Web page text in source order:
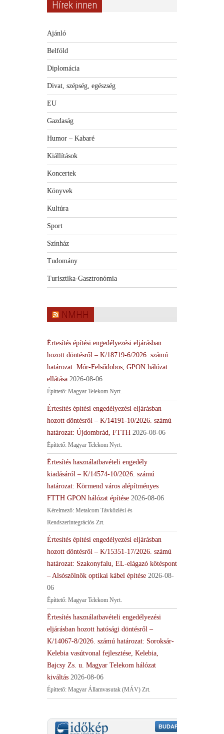
Hírek innen
Ajánló
Belföld
Diplomácia
Divat, szépség, egészség
EU
Gazdaság
Humor – Kabaré
Kiállítások
Koncertek
Könyvek
Kultúra
Sport
Színház
Tudomány
Turisztika-Gasztronómia
NMHH
Értesítés építési engedélyezési eljárásban
hozott döntésről – K/18719-6/2026. számú
határozat: Mór-Felsődobos, GPON hálózat
ellátása 2026-08-06
Építtető: Magyar Telekom Nyrt.
Értesítés építési engedélyezési eljárásban
hozott döntésről – K/14191-10/2026. számú
határozat: Újdombrád, FTTH 2026-08-06
Építtető: Magyar Telekom Nyrt.
Értesítés használatbavételi engedély
kiadásáról – K/14574-10/2026. számú
határozat: Körmend város alépítményes
FTTH GPON hálózat építése 2026-08-06
Kérelmező: Metalcom Távközlési és
Rendszerintegrációs Zrt.
Értesítés építési engedélyezési eljárásban
hozott döntésről – K/15351-17/2026. számú
határozat: Szakonyfalu, EL-elágazó kötéspont
– Alsószölnök optikai kábel építése 2026-08-
06
Építtető: Magyar Telekom Nyrt.
Értesítés használatbavételi engedélyezési
eljárásban hozott hatósági döntésről –
K/14067-8/2026. számú határozat: Soroksár-
Kelebia vasútvonal fejlesztése, Kelebia,
Bajcsy Zs. u. Magyar Telekom hálózat
kiváltás 2026-08-06
Építtető: Magyar Államvasutak (MÁV) Zrt.